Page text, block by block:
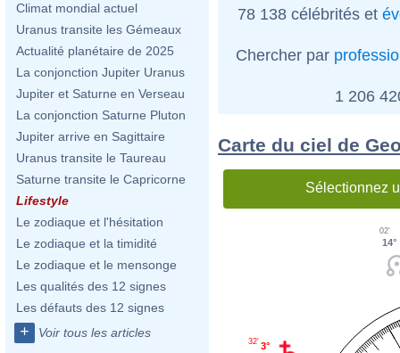
Climat mondial actuel
Uranus transite les Gémeaux
Actualité planétaire de 2025
La conjonction Jupiter Uranus
Jupiter et Saturne en Verseau
La conjonction Saturne Pluton
Jupiter arrive en Sagittaire
Uranus transite le Taureau
Saturne transite le Capricorne
Lifestyle
Le zodiaque et l'hésitation
Le zodiaque et la timidité
Le zodiaque et le mensonge
Les qualités des 12 signes
Les défauts des 12 signes
+ Voir tous les articles
78 138 célébrités et
Chercher par
1 206
Carte du ciel de
Sélectionnez
14°
02'
3°
32'